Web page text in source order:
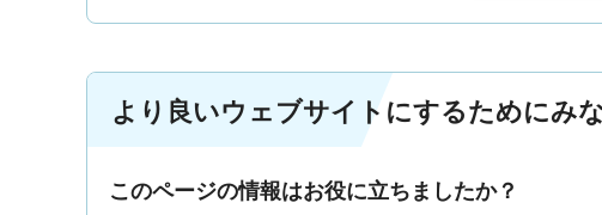
より良いウェブサイトにするためにみ
このページの情報はお役に立ちましたか？